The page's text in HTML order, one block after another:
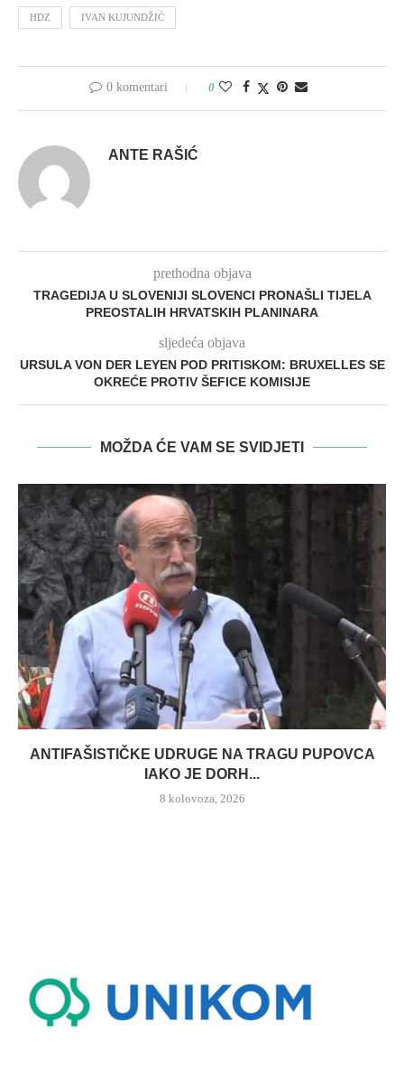
HDZ IVAN KUJUNDŽIĆ
0 komentari 0
ANTE RAŠIĆ
prethodna objava
TRAGEDIJA U SLOVENIJI SLOVENCI PRONAŠLI TIJELA
PREOSTALIH HRVATSKIH PLANINARA
sljedeća objava
URSULA VON DER LEYEN POD PRITISKOM: BRUXELLES SE
OKREĆE PROTIV ŠEFICE KOMISIJE
MOŽDA ĆE VAM SE SVIDJETI
ANTIFAŠISTIČKE UDRUGE NA TRAGU PUPOVCA
IAKO JE DORH...
8 kolovoza, 2026